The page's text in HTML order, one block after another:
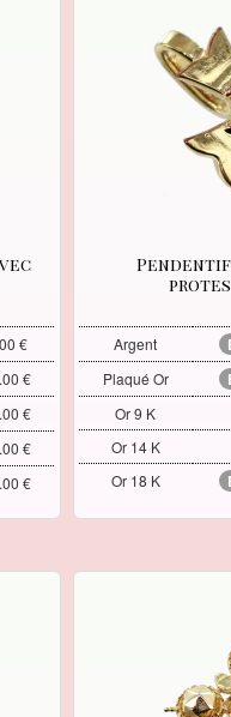
€
€
€
€
€
Pendentif
Argent
Plaqué Or
Or 9 K
Or 14 K
Or 18 K